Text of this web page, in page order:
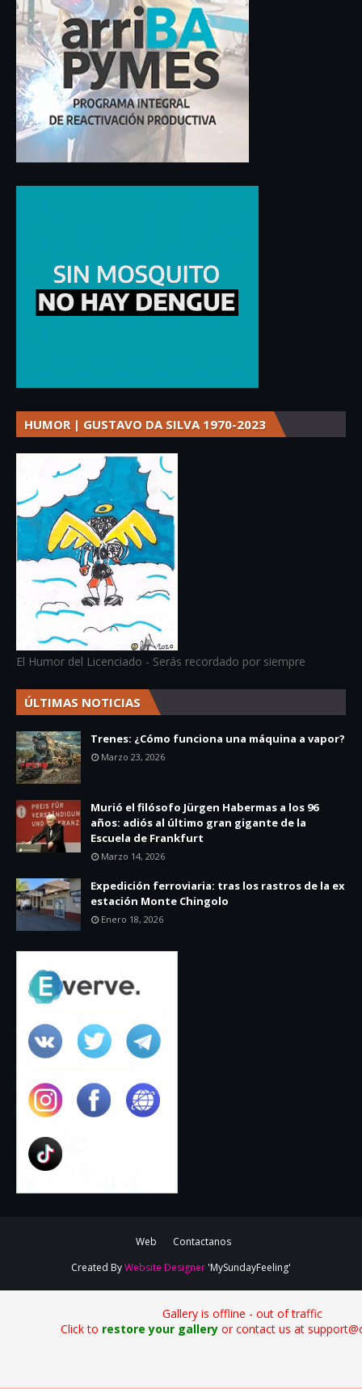
HUMOR | GUSTAVO DA SILVA 1970-2023
El Humor del Licenciado - Serás recordado por siempre
ÚLTIMAS NOTICIAS
Trenes: ¿Cómo funciona una máquina a vapor?
Marzo 23, 2026
Murió el filósofo Jürgen Habermas a los 96
años: adiós al último gran gigante de la
Escuela de Frankfurt
Marzo 14, 2026
Expedición ferroviaria: tras los rastros de la ex
estación Monte Chingolo
Enero 18, 2026
Web
Contactanos
Created ByWebsite Designer 'MySundayFeeling'
Gallery is offline - out of traffic
Click to restore your galleryor contact us at